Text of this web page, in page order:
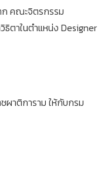
ก คณะจิตรกรรม
ตาในตำแหน่ง Designer
าติการาม ให้กับกรม